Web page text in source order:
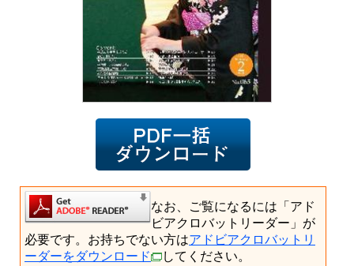
なお、ご覧になるには「アド
ビアクロバットリーダー」が
必要です。お持ちでない方はアドビアクロバットリ
ーダーをダウンロード
してください。